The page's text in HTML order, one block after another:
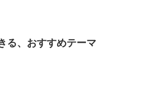
る、おすすめテーマ